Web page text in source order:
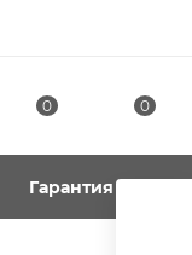
0 0
Гарантия